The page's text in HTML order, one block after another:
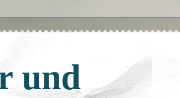
und